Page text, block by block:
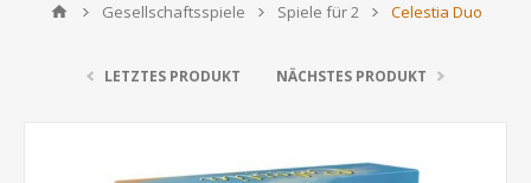
Gesellschaftsspiele Spiele für 2 Celestia Duo
LETZTES PRODUKT NÄCHSTES PRODUKT